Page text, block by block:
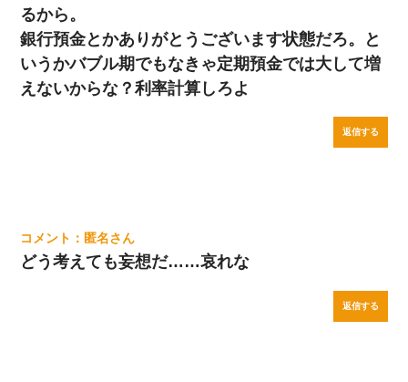
るから。
銀行預金とかありがとうございます状態だろ。と
いうかバブル期でもなきゃ定期預金では大して増
えないからな？利率計算しろよ
返信する
匿名
どう考えても妄想だ……哀れな
返信する